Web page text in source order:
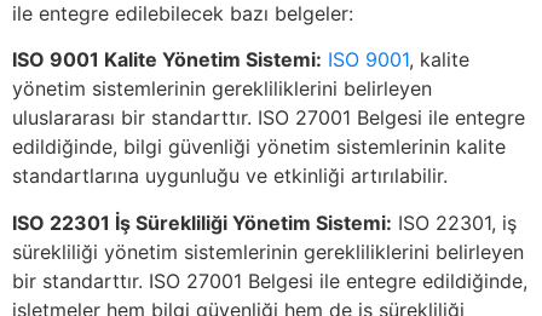
ile entegre edilebilecek bazı belgeler:
ISO 9001 Kalite Yönetim Sistemi: ISO 9001, kalite
yönetim sistemlerinin gerekliliklerini belirleyen
uluslararası bir standarttır. ISO 27001 Belgesi ile entegre
edildiğinde, bilgi güvenliği yönetim sistemlerinin kalite
standartlarına uygunluğu ve etkinliği artırılabilir.
ISO 22301 İş Sürekliliği Yönetim Sistemi: ISO 22301, iş
sürekliliği yönetim sistemlerinin gerekliliklerini belirleyen
bir standarttır. ISO 27001 Belgesi ile entegre edildiğinde,
işletmeler hem bilgi güvenliği hem de iş sürekliliği